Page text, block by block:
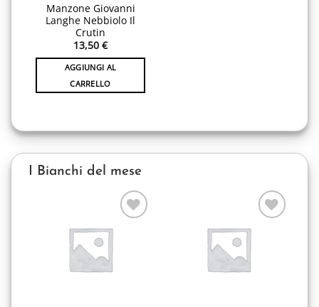
Manzone Giovanni
Langhe Nebbiolo Il
Crutin
13,50 €
AGGIUNGI AL
CARRELLO
I Bianchi del mese
Aggiungi
desideri
Aggiungi
desideri